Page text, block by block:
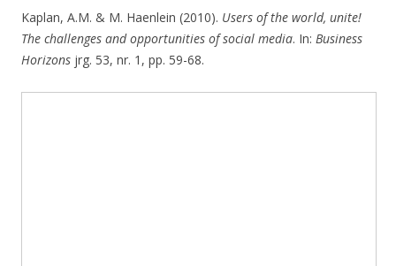
Kaplan, A.M. & M. Haenlein (2010). Users of the world, unite!
The challenges and opportunities of social media. In: Business
Horizons jrg. 53, nr. 1, pp. 59-68.